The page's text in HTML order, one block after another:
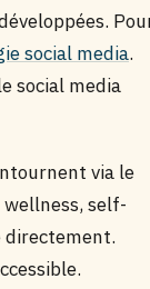
social media.
social media
via le
self-
directement.